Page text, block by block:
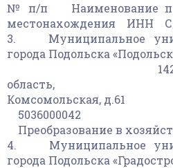
№ п/п Наименование
местонахождения ИНН
3. Муниципальное
города Подольска
142100,
область, г.
Комсомольская, д.61
5036000042
Преобразование в
4. Муниципальное
города Подольска